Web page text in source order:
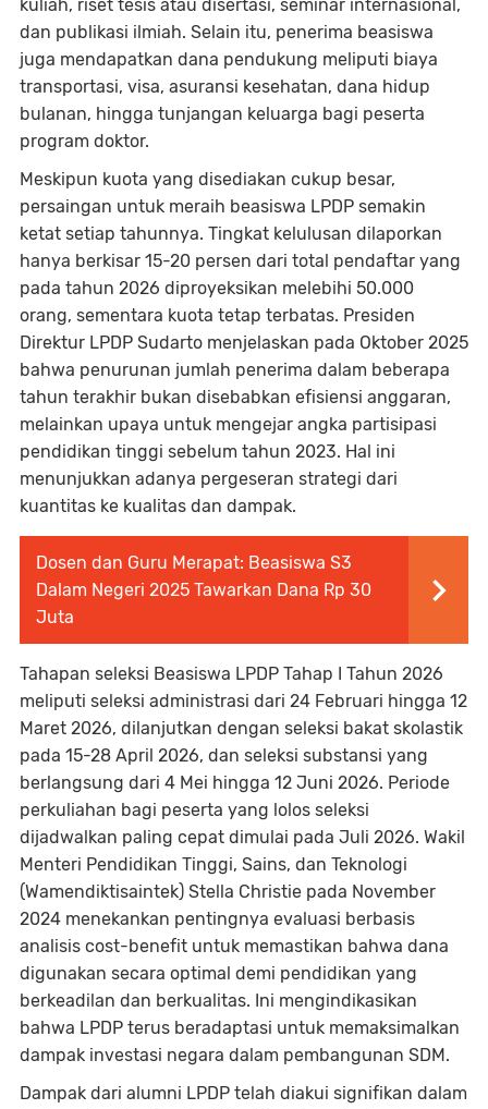
kuliah, riset tesis atau disertasi, seminar internasional,
dan publikasi ilmiah. Selain itu, penerima beasiswa
juga mendapatkan dana pendukung meliputi biaya
transportasi, visa, asuransi kesehatan, dana hidup
bulanan, hingga tunjangan keluarga bagi peserta
program doktor.
Meskipun kuota yang disediakan cukup besar,
persaingan untuk meraih beasiswa LPDP semakin
ketat setiap tahunnya. Tingkat kelulusan dilaporkan
hanya berkisar 15-20 persen dari total pendaftar yang
pada tahun 2026 diproyeksikan melebihi 50.000
orang, sementara kuota tetap terbatas. Presiden
Direktur LPDP Sudarto menjelaskan pada Oktober 2025
bahwa penurunan jumlah penerima dalam beberapa
tahun terakhir bukan disebabkan efisiensi anggaran,
melainkan upaya untuk mengejar angka partisipasi
pendidikan tinggi sebelum tahun 2023. Hal ini
menunjukkan adanya pergeseran strategi dari
kuantitas ke kualitas dan dampak.
Dosen dan Guru Merapat: Beasiswa S3
Dalam Negeri 2025 Tawarkan Dana Rp 30
Juta
Tahapan seleksi Beasiswa LPDP Tahap I Tahun 2026
meliputi seleksi administrasi dari 24 Februari hingga 12
Maret 2026, dilanjutkan dengan seleksi bakat skolastik
pada 15-28 April 2026, dan seleksi substansi yang
berlangsung dari 4 Mei hingga 12 Juni 2026. Periode
perkuliahan bagi peserta yang lolos seleksi
dijadwalkan paling cepat dimulai pada Juli 2026. Wakil
Menteri Pendidikan Tinggi, Sains, dan Teknologi
(Wamendiktisaintek) Stella Christie pada November
2024 menekankan pentingnya evaluasi berbasis
analisis cost-benefit untuk memastikan bahwa dana
digunakan secara optimal demi pendidikan yang
berkeadilan dan berkualitas. Ini mengindikasikan
bahwa LPDP terus beradaptasi untuk memaksimalkan
dampak investasi negara dalam pembangunan SDM.
Dampak dari alumni LPDP telah diakui signifikan dalam